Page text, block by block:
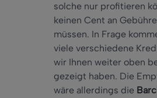
solche nur profitieren
keinen Cent an
müssen. In Frage
viele verschiedene
wir Ihnen weiter oben
gezeigt haben. Die
wäre allerdings die